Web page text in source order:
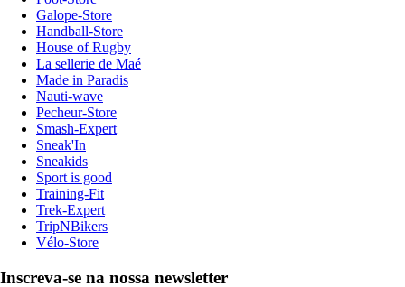
Galope-Store
Handball-Store
House of Rugby
La sellerie de Maé
Made in Paradis
Nauti-wave
Pecheur-Store
Smash-Expert
Sneak'In
Sneakids
Sport is good
Training-Fit
Trek-Expert
TripNBikers
Vélo-Store
Inscreva-se na nossa newsletter